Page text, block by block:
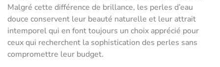
Malgré cette différence de brillance, les perles d’eau
douce conservent leur beauté naturelle et leur attrait
intemporel qui en font toujours un choix apprécié pour
ceux qui recherchent la sophistication des perles sans
compromettre leur budget.